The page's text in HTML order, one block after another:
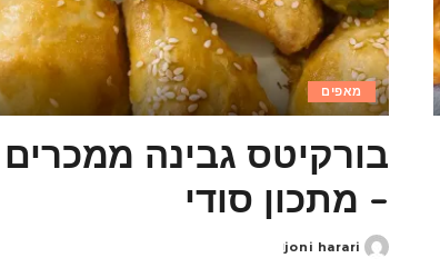
מאפים
בורקיטס גבינה ממכרים
– מתכון סודי
Posted
joni harari